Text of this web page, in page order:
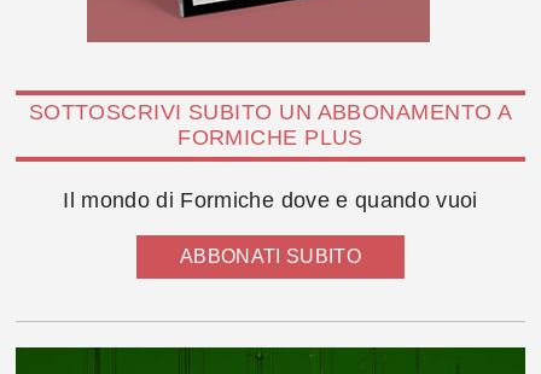
SOTTOSCRIVI SUBITO UN ABBONAMENTO A
FORMICHE PLUS
Il mondo di Formiche dove e quando vuoi
ABBONATI SUBITO